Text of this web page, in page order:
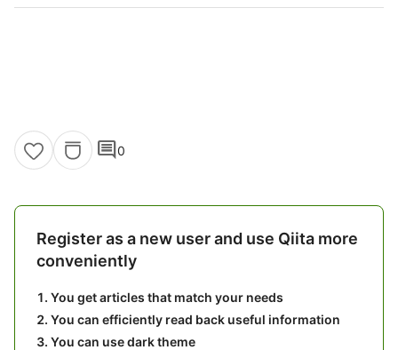
comment0
Register as a new user and use Qiita more
conveniently
You get articles that match your needs
You can efficiently read back useful information
You can use dark theme